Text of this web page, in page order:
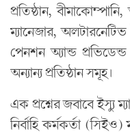
প্রতিষ্ঠান,
ম্যানেজার,
পেনশন অ্যান্ড
অন্যান্য প্রতিষ্ঠান সমূহ।
এক প্রশ্নের জবাবে ইস্যু
নির্বাহি কর্মকর্তা